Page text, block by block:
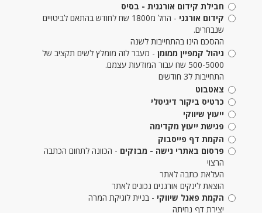
חבילת קידום אורגנית - בסיס
קידום אורגני
- החל מ1800 שח לחודש בהתאם לביטויים
שנבחרים.
ההסכם הינו בהתחייבות לשנה
ניהול קמפיין ממומן - מעבר לזה מומלץ לשים תקציב של
500-5000 שח עבור המודעות עצמם.
התחייבות ל3 חודשים
צאטבוט
כרטיס ביקור דיגיטלי
ייעוץ שיווקי
פגישת ייעוץ מקדימה
הקמת דף פייסבוק
פרסום באתרי נישה - מבזקים - הכוונה לתחום הכתבה
הרצוי
העלאת כתבה לאתר
הוצאת לינקים אורגנים נכונים לאתר
הקמת פאנל שיווקי - בניית לוגיקת המרה
יצירת דף נחיתה